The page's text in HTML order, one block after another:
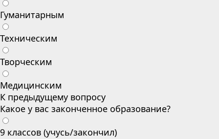
Гуманитарным
Техническим
Творческим
Медицинским
К предыдущему вопросу
Какое у вас законченное образование?
9 классов (учусь/закончил)